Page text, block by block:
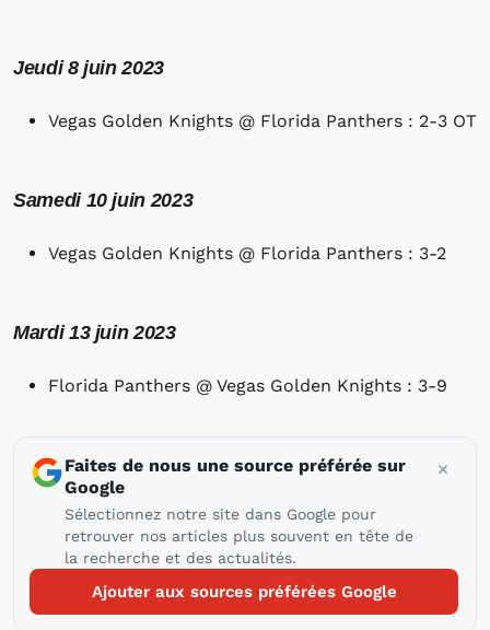
Jeudi 8 juin 2023
Vegas Golden Knights @ Florida Panthers : 2-3 OT
Samedi 10 juin 2023
Vegas Golden Knights @ Florida Panthers : 3-2
Mardi 13 juin 2023
Florida Panthers @ Vegas Golden Knights : 3-9
Faites de nous une source préférée sur
Google
Sélectionnez notre site dans Google pour
retrouver nos articles plus souvent en tête de
la recherche et des actualités.
Ajouter aux sources préférées Google